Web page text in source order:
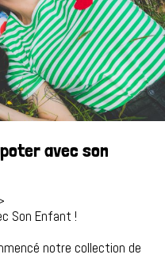
avec son
Son Enfant !
notre collection de